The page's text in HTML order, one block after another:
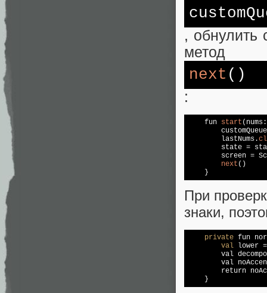
, обнулить
метод
next ()
:
    fun
start
        lastNums.
state =
screen =
next ()
    }
При
знаки,
private fun
val lower
val
        val
no
        return
no
    }